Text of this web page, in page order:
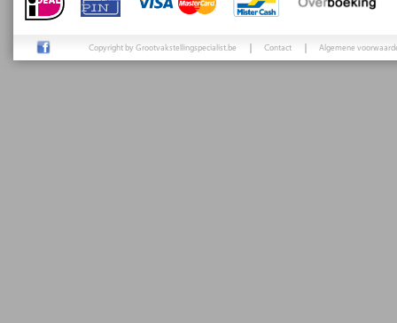
Copyright by Grootvakstellingspecialist.be Contact Algemene